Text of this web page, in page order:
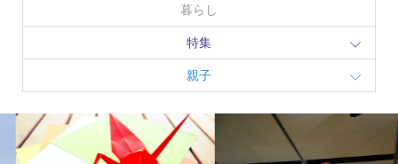
暮らし
特集
親子